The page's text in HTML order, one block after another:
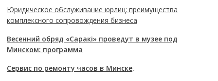
Юридическое обслуживание юрлиц: преимущества
комплексного сопровождения бизнеса
Весенний обряд «Саракі» проведут в музее под
Минском: программа
Сервис по ремонту часов в Минске.